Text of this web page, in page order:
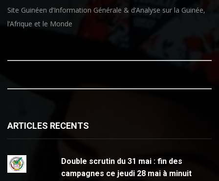
Site Guinéen d’Information Générale & d’Analyse sur la Guinée,
l’Afrique et le Monde
ARTICLES RECENTS
Double scrutin du 31 mai : fin des
campagnes ce jeudi 28 mai à minuit